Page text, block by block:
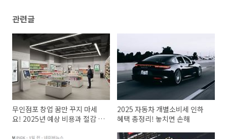
관련글
무인점포 창업 꿈만 꾸지 마세
요! 2025년 예상 비용과 절감 팁
2025 자동차 개별소비세 인하
혜택 총정리! 놓치면 손해